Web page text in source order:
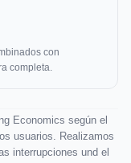
con
completa.
Economics según el
usuarios. Realizamos
interrupciones und el